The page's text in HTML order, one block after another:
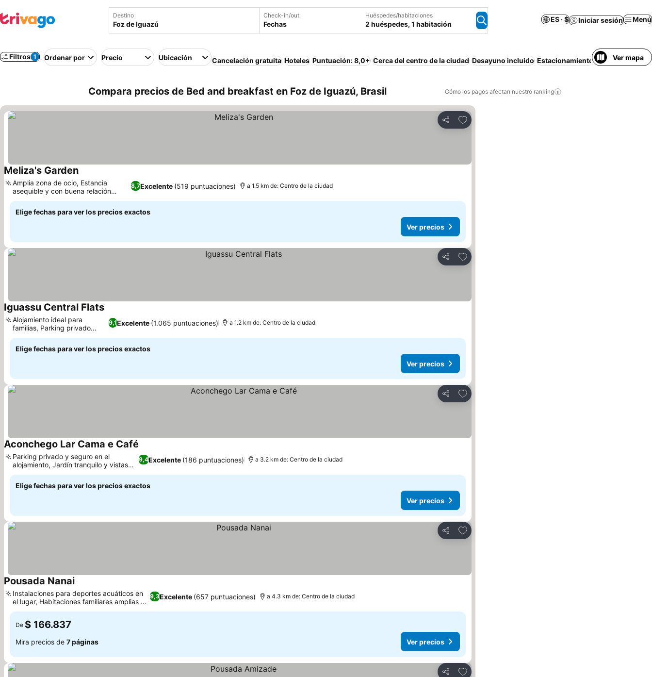
Destino Check-in/out
Fechas
Huéspedes/habitaciones
2 huéspedes, 1 habitación
ES · $ Iniciar sesión Menú
Filtros 1 Ordenar por Precio Ubicación Cancelación gratuita Hoteles Puntuación: 8,0+ Cerca del centro de la ciudad Desayuno incluido Estacionamiento Resort Wifi
Ver mapa
Compara precios de Bed and breakfast en Foz de Iguazú, Brasil Cómo los pagos afectan nuestro ranking
Compartir
Agregar a favoritos
Meliza's GardenVer precios
8,7Excelente (519 puntuaciones)
Amplia zona de ocio, Estancia
asequible y con buena relación
calidad-precio
a 1.5 km de: Centro de la ciudad
Elige fechas para ver los precios exactos
Ver precios
Compartir
Agregar a favoritos
Iguassu Central FlatsVer precios
9,1Excelente (1.065 puntuaciones)
Alojamiento ideal para
familias, Parking privado
disponible
a 1.2 km de: Centro de la ciudad
Elige fechas para ver los precios exactos
Ver precios
Compartir
Agregar a favoritos
Aconchego Lar Cama e Café
9,4Excelente (186 puntuaciones)
Parking privado y seguro en el
alojamiento, Jardín tranquilo y vistas
desde la terraza
a 3.2 km de: Centro de la ciudad
Elige fechas para ver los precios exactos
Ver precios
Compartir
Agregar a favoritos
Pousada NanaiVer precios
9,3Excelente (657 puntuaciones)
Instalaciones para deportes acuáticos en
el lugar, Habitaciones familiares amplias y
confortables.
a 4.3 km de: Centro de la ciudad
De $ 166.837
Mira precios de 7 páginas Ver precios
Agregar a favoritos